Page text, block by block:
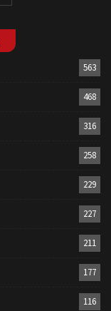
563
468
316
258
229
227
211
177
116